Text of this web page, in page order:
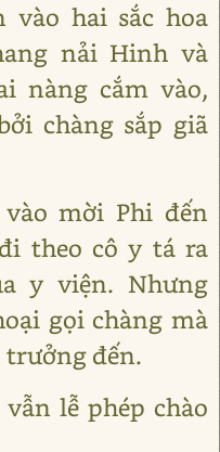
hai sắc hoa
nải Hinh và
nàng cắm vào,
chàng sắp giã
mời Phi đến
theo cô y tá ra
y viện. Nhưng
gọi chàng mà
trưởng đến.
lễ phép chào